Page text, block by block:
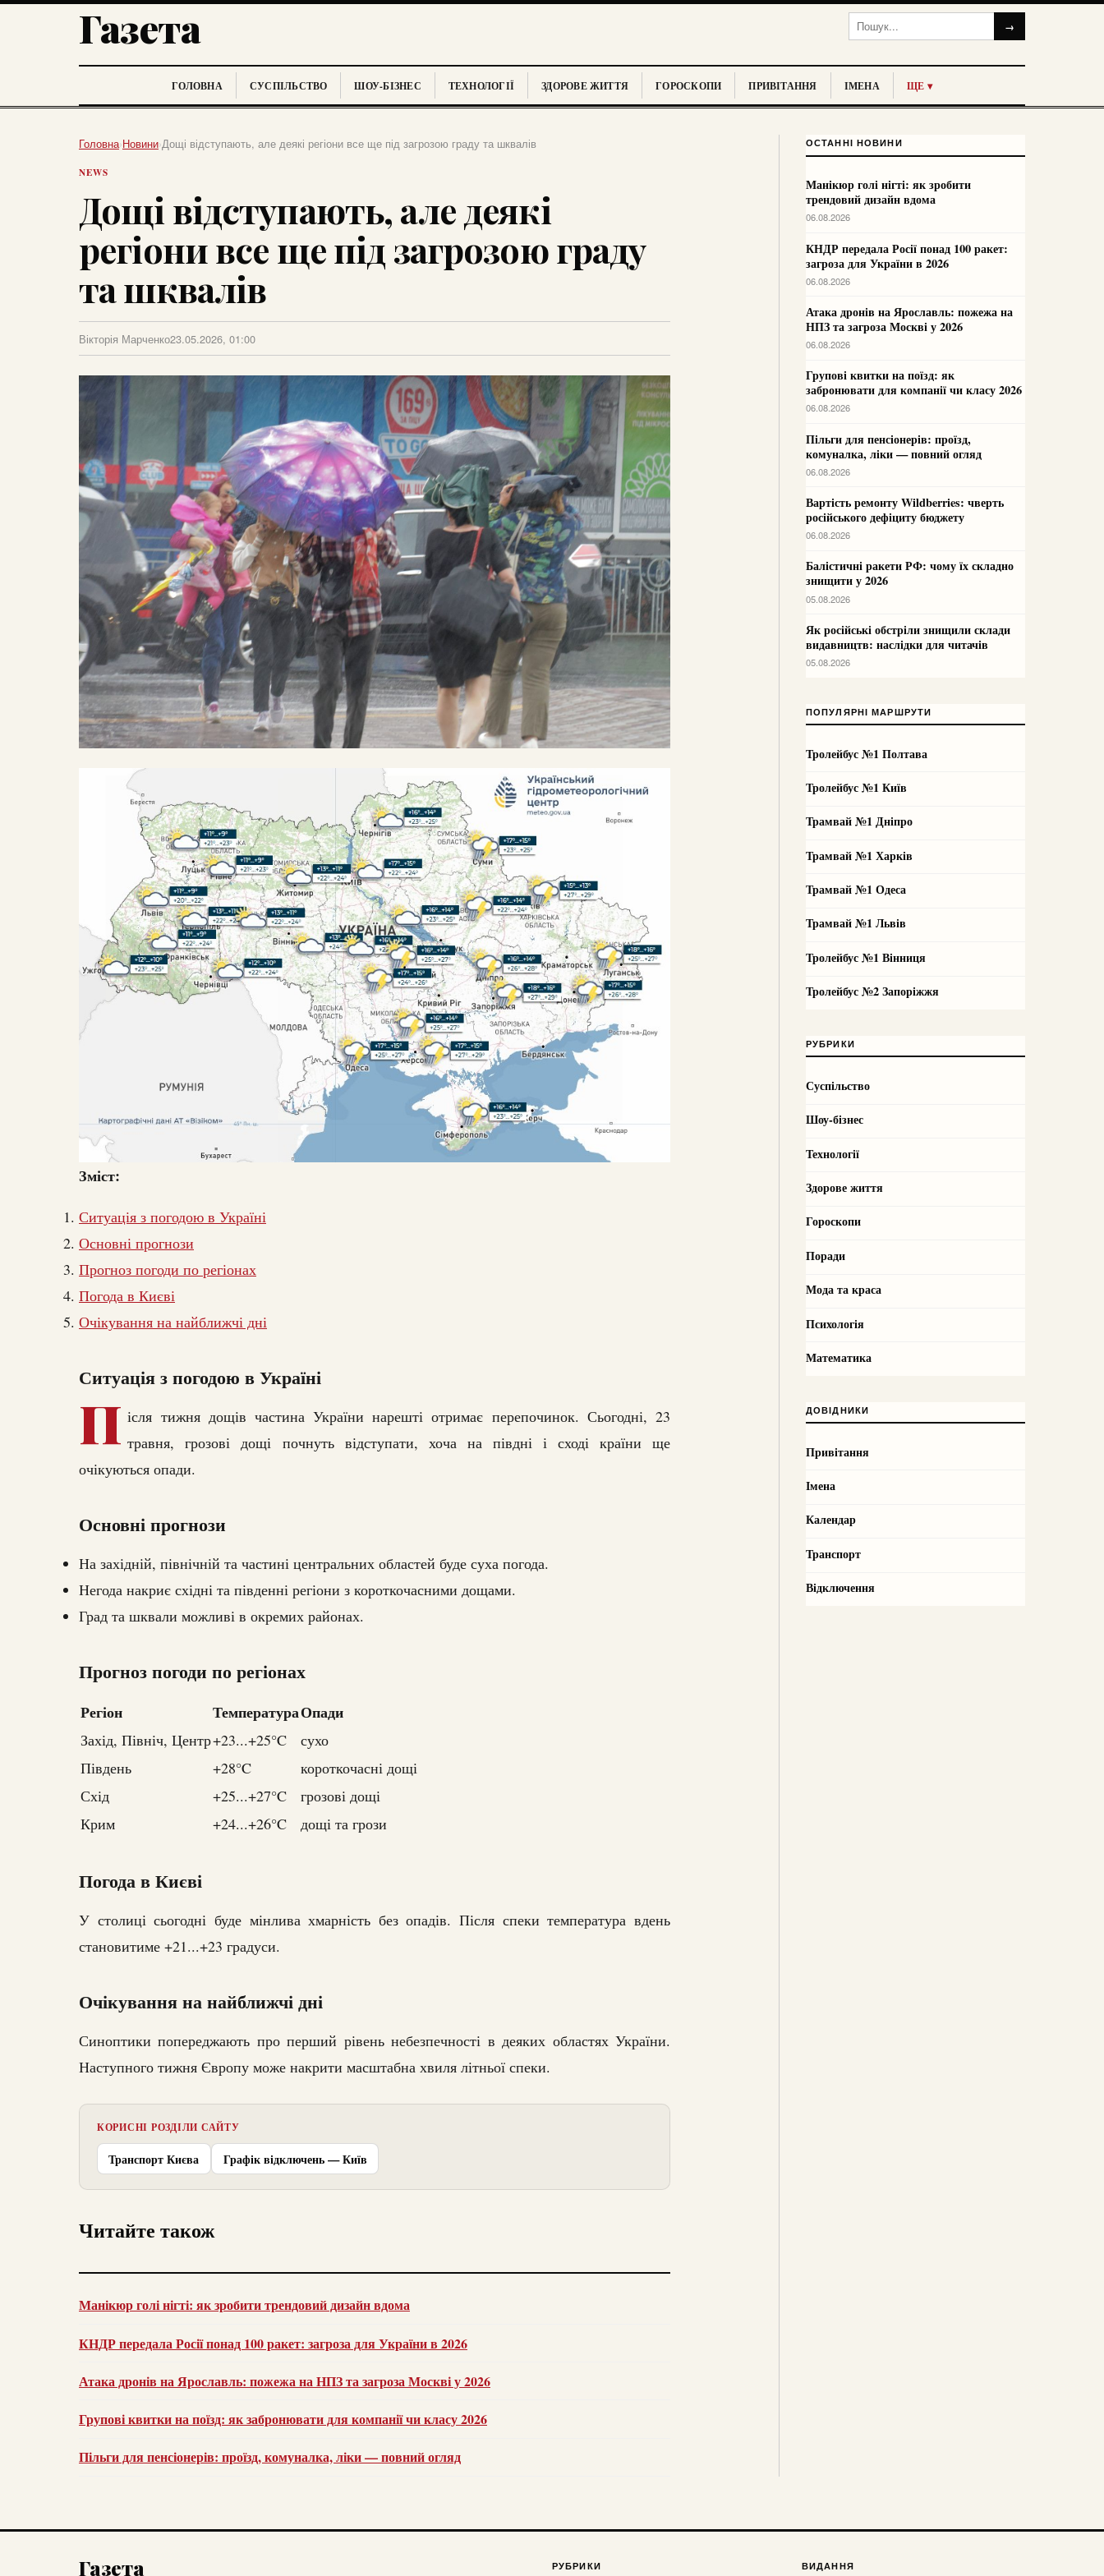
Газета →
ГОЛОВНА СУСПІЛЬСТВО ШОУ-БІЗНЕС ТЕХНОЛОГІЇ ЗДОРОВЕ ЖИТТЯ ГОРОСКОПИ ПРИВІТАННЯ ІМЕНА ЩЕ ▾
Головна›Новини›Дощі відступають, але деякі регіони все ще під загрозою граду та шквалів
NEWS
Дощі відступають, але деякі
регіони все ще під загрозою граду
та шквалів
Вікторія Марченко23.05.2026, 01:00
Зміст:
Ситуація з погодою в Україні
Основні прогнози
Прогноз погоди по регіонах
Погода в Києві
Очікування на найближчі дні
Ситуація з погодою в Україні
П ісля тижня дощів частина України нарешті отримає перепочинок. Сьогодні, 23
травня, грозові дощі почнуть відступати, хоча на півдні і сході країни ще
очікуються опади.
Основні прогнози
На західній, північній та частині центральних областей буде суха погода.
Негода накриє східні та південні регіони з короткочасними дощами.
Град та шквали можливі в окремих районах.
Прогноз погоди по регіонах
Регіон ТемператураОпади
Захід, Північ, Центр+23...+25°C
сухо
Південь
+28°C
короткочасні дощі
Схід
+25...+27°C
грозові дощі
Крим
+24...+26°C дощі та грози
Погода в Києві
У столиці сьогодні буде мінлива хмарність без опадів. Після спеки температура вдень
становитиме +21...+23 градуси.
Очікування на найближчі дні
Синоптики попереджають про перший рівень небезпечності в деяких областях України.
Наступного тижня Європу може накрити масштабна хвиля літньої спеки.
КОРИСНІ РОЗДІЛИ САЙТУ
Транспорт Києва Графік відключень — Київ
Читайте також
Манікюр голі нігті: як зробити трендовий дизайн вдома
КНДР передала Росії понад 100 ракет: загроза для України в 2026
Атака дронів на Ярославль: пожежа на НПЗ та загроза Москві у 2026
Групові квитки на поїзд: як забронювати для компанії чи класу 2026
Пільги для пенсіонерів: проїзд, комуналка, ліки — повний огляд
ОСТАННІ НОВИНИ
Манікюр голі нігті: як зробити
трендовий дизайн вдома
06.08.2026
КНДР передала Росії понад 100 ракет:
загроза для України в 2026
06.08.2026
Атака дронів на Ярославль: пожежа на
НПЗ та загроза Москві у 2026
06.08.2026
Групові квитки на поїзд: як
забронювати для компанії чи класу 2026
06.08.2026
Пільги для пенсіонерів: проїзд,
комуналка, ліки — повний огляд
06.08.2026
Вартість ремонту Wildberries: чверть
російського дефіциту бюджету
06.08.2026
Балістичні ракети РФ: чому їх складно
знищити у 2026
05.08.2026
Як російські обстріли знищили склади
видавництв: наслідки для читачів
05.08.2026
ПОПУЛЯРНІ МАРШРУТИ
Тролейбус №1 Полтава
Тролейбус №1 Київ
Трамвай №1 Дніпро
Трамвай №1 Харків
Трамвай №1 Одеса
Трамвай №1 Львів
Тролейбус №1 Вінниця
Тролейбус №2 Запоріжжя
РУБРИКИ
Суспільство
Шоу-бізнес
Технології
Здорове життя
Гороскопи
Поради
Мода та краса
Психологія
Математика
ДОВІДНИКИ
Привітання
Імена
Календар
Транспорт
Відключення
Газета РУБРИКИ ВИДАННЯ